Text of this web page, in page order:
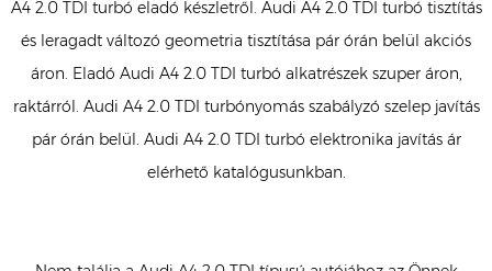
A4 2.0 TDI turbó eladó készletről. Audi A4 2.0 TDI turbó tisztítás
és leragadt változó geometria tisztítása pár órán belül akciós
áron. Eladó Audi A4 2.0 TDI turbó alkatrészek szuper áron,
raktárról. Audi A4 2.0 TDI turbónyomás szabályzó szelep javítás
pár órán belül. Audi A4 2.0 TDI turbó elektronika javítás ár
elérhető katalógusunkban.